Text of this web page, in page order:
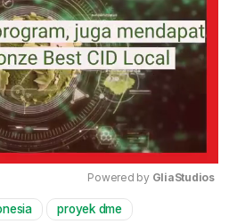
Powered by GliaStudios
proyek dme